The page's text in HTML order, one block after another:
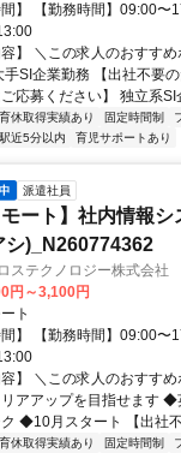
間】 【勤務時間】09:00〜
容】 ＼この求人のおすす
SI企業勤務 【出社不要
応募ください】 独立系SI
休取得実績あり 固定時間制
駅近5分以内 育児サポートあり
派遣社員
モート】社内情報
シ)_N260774362
ステクノロジー株式会社
円～3,100円
ト
間】 【勤務時間】09:00〜
容】 ＼この求人のおすす
アアップを目指せます
◆10月スタート 【出社
休取得実績あり 固定時間制